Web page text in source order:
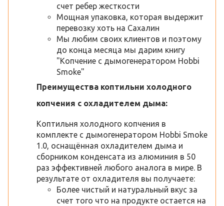
счет ребер жесткости
Мощная упаковка, которая выдержит
перевозку хоть на Сахалин
Мы любим своих клиентов и поэтому
до конца месяца мы дарим книгу
"Копчение с дымогенератором Hobbi
Smoke"
Преимущества коптильни холодного
копчения с охладителем дыма:
Коптильня холодного копчения в
комплекте с дымогенератором Hobbi Smoke
1.0, оснащённая охладителем дыма и
сборником конденсата из алюминия в 50
раз эффективней любого аналога в мире. В
результате от охладителя вы получаете:
Более чистый и натуральный вкус за
счет того что на продукте остается на